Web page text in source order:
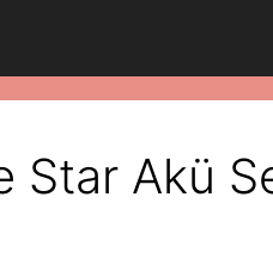
Star Akü